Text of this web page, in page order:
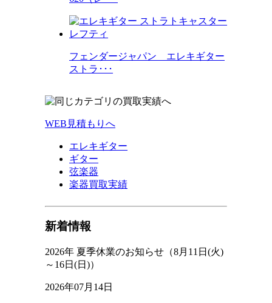
フェンダージャパン エレキギター
ストラ･･･
WEB見積もりへ
エレキギター
ギター
弦楽器
楽器買取実績
新着情報
2026年 夏季休業のお知らせ（8月11日(火)
～16日(日)）
2026年07月14日